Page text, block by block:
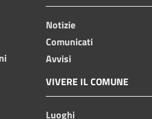
Notizie
Comunicati
Avvisi
VIVERE IL COMUNE
Luoghi